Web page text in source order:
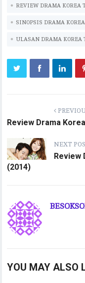
REVIEW DRAMA KOREA
SINOPSIS DRAMA
ULASAN DRAMA KOREA
Review Drama
NEXT
Review
(2014)
YOU MAY ALSO